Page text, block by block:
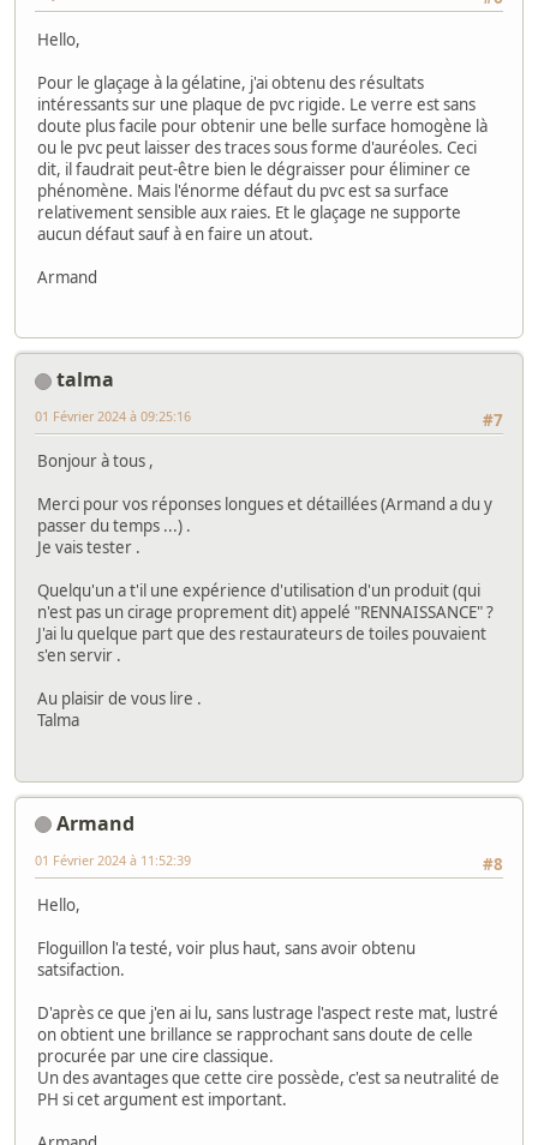
Hello,
Pour le glaçage à la gélatine, j'ai obtenu des résultats
intéressants sur une plaque de pvc rigide. Le verre est sans
doute plus facile pour obtenir une belle surface homogène là
ou le pvc peut laisser des traces sous forme d'auréoles. Ceci
dit, il faudrait peut-être bien le dégraisser pour éliminer ce
phénomène. Mais l'énorme défaut du pvc est sa surface
relativement sensible aux raies. Et le glaçage ne supporte
aucun défaut sauf à en faire un atout.
Armand
talma
#7
01 Février 2024 à 09:25:16
Bonjour à tous ,
Merci pour vos réponses longues et détaillées (Armand a du y
passer du temps ...) .
Je vais tester .
Quelqu'un a t'il une expérience d'utilisation d'un produit (qui
n'est pas un cirage proprement dit) appelé "RENNAISSANCE" ?
J'ai lu quelque part que des restaurateurs de toiles pouvaient
s'en servir .
Au plaisir de vous lire .
Talma
Armand
#8
01 Février 2024 à 11:52:39
Hello,
Floguillon l'a testé, voir plus haut, sans avoir obtenu
satsifaction.
D'après ce que j'en ai lu, sans lustrage l'aspect reste mat, lustré
on obtient une brillance se rapprochant sans doute de celle
procurée par une cire classique.
Un des avantages que cette cire possède, c'est sa neutralité de
PH si cet argument est important.